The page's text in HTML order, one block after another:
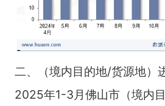
二、（境内目的地/货源地）
2025年1-3月佛山市（境内